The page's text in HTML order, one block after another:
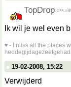
TopDrop
Ik wil je wel even
♥ - I miss all the places
19-02-2008, 15:22
Verwijderd